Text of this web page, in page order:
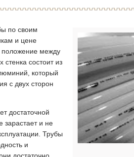
по своим
и цене
между
состоит из
который
с двух сторон
достаточной
зарастает и не
Трубы
и